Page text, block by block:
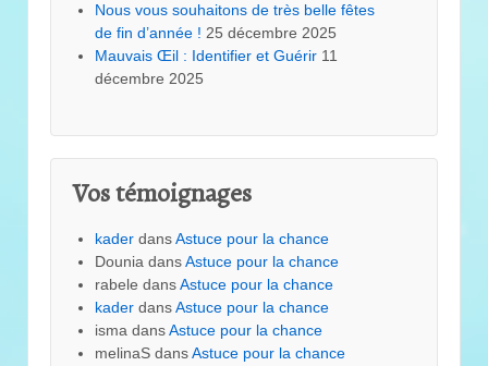
Nous vous souhaitons de très belle fêtes
de fin d’année ! 25 décembre 2025
Mauvais Œil : Identifier et Guérir 11
décembre 2025
Vos témoignages
kader dansAstuce pour la chance
Dounia dansAstuce pour la chance
rabele dansAstuce pour la chance
kader dansAstuce pour la chance
isma dansAstuce pour la chance
melinaS dansAstuce pour la chance